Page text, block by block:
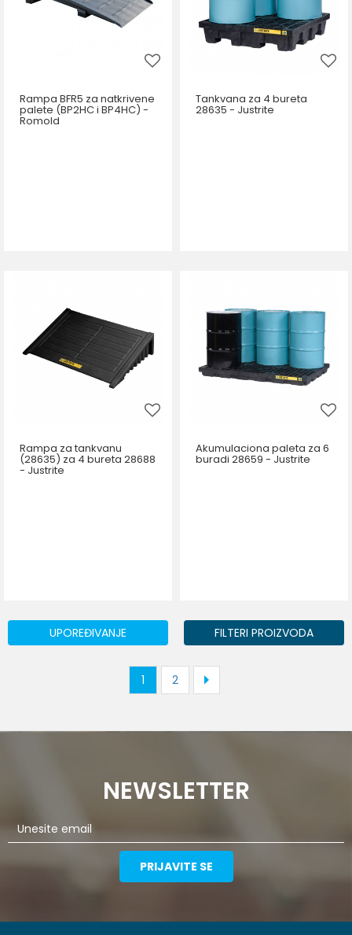
Rampa BFR5 za natkrivene
palete (BP2HC i BP4HC) -
Romold
Tankvana za 4 bureta
28635 - Justrite
Rampa za tankvanu
(28635) za 4 bureta 28688
- Justrite
Akumulaciona paleta za 6
buradi 28659 - Justrite
UPOREĐIVANJE FILTERI PROIZVODA
1 2
NEWSLETTER
PRIJAVITE SE